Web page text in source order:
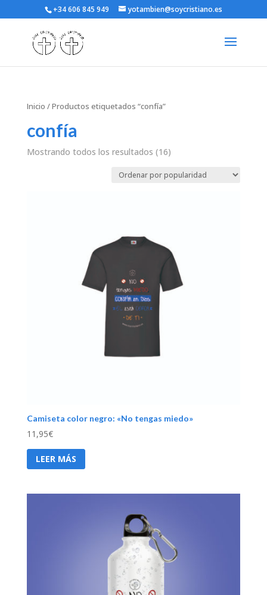
+34 606 845 949 yotambien@soycristiano.es
Inicio / Productos etiquetados “confía”
confía
Mostrando todos los resultados (16)
Camiseta color negro: «No tengas miedo»
11,95€
LEER MÁS